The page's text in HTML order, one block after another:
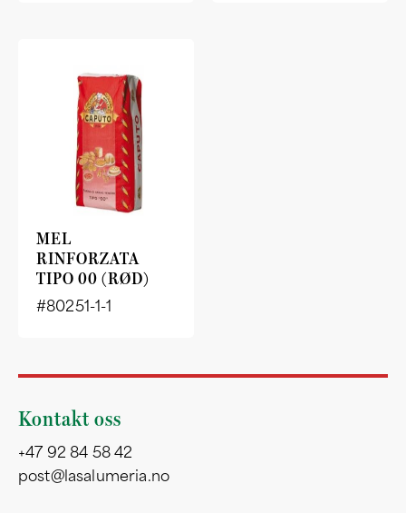
MEL
RINFORZATA
TIPO 00 (RØD)
#80251-1-1
Kontakt oss
+47 92 84 58 42
post@lasalumeria.no